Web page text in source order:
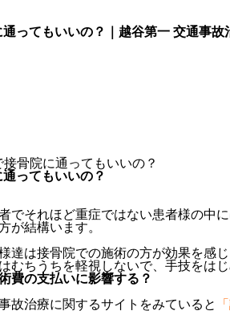
ってもいいの？｜越谷第一 交通事故
骨院に通ってもいいの？
ってもいいの？
でそれほど重症ではない患者様の中
が結構います。
達は接骨院での施術の方が効果を感じ
むちうちを軽視しないで、手技をは
費の支払いに影響する？
故治療に関するサイトをみていると